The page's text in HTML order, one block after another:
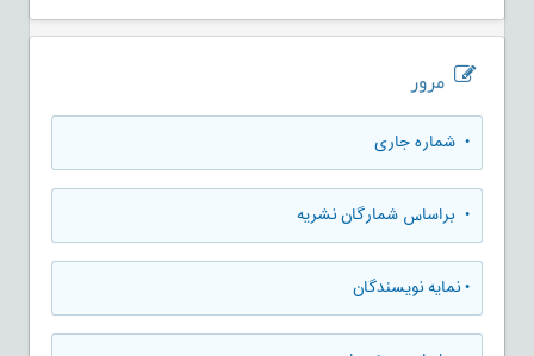
مرور
• شماره جاری
• براساس شمارگان نشریه
•نمایه نویسندگان